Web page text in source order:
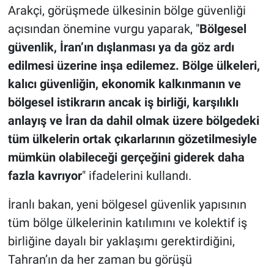
Arakçi, görüşmede ülkesinin bölge güvenliği
açısından önemine vurgu yaparak, "Bölgesel
güvenlik, İran’ın dışlanması ya da göz ardı
edilmesi üzerine inşa edilemez. Bölge ülkeleri,
kalıcı güvenliğin, ekonomik kalkınmanın ve
bölgesel istikrarın ancak iş birliği, karşılıklı
anlayış ve İran da dahil olmak üzere bölgedeki
tüm ülkelerin ortak çıkarlarının gözetilmesiyle
mümkün olabileceği gerçeğini giderek daha
fazla kavrıyor" ifadelerini kullandı.
İranlı bakan, yeni bölgesel güvenlik yapısının
tüm bölge ülkelerinin katılımını ve kolektif iş
birliğine dayalı bir yaklaşımı gerektirdiğini,
Tahran’ın da her zaman bu görüşü